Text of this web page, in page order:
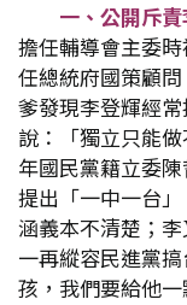
一、公開斥
擔任輔導會主委
任總統府國策顧
爹發現李登輝經
說：「獨立只能
年國民黨籍立委
提出「一中一台」
涵義本不清楚；
一再縱容民進黨
孩，我們要給他一